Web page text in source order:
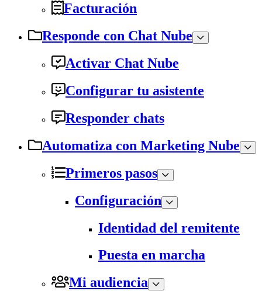
Facturación
Responde con Chat Nube
Activar Chat Nube
Configurar tu asistente
Responder chats
Automatiza con Marketing Nube
Primeros pasos
Configuración
Identidad del remitente
Puesta en marcha
Mi audiencia